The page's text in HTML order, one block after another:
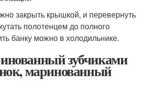
закрыть крышкой, и перевернуть
полотенцем до полного
банку можно в холодильнике.
зубчиками
маринованный